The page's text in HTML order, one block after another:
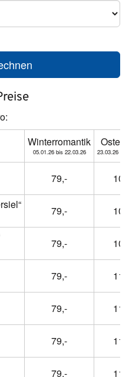
Winterromantik
05.01.26 bis 22.03.26 23.03.26 bis
79,-
79,-
79,-
79,-
79,-
79,-
79,-